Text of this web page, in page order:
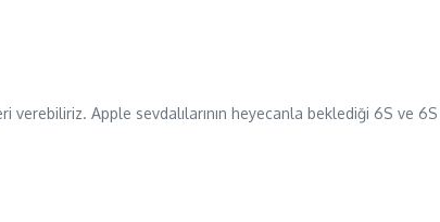
Apple sevdalılarının heyecanla beklediği 6S ve